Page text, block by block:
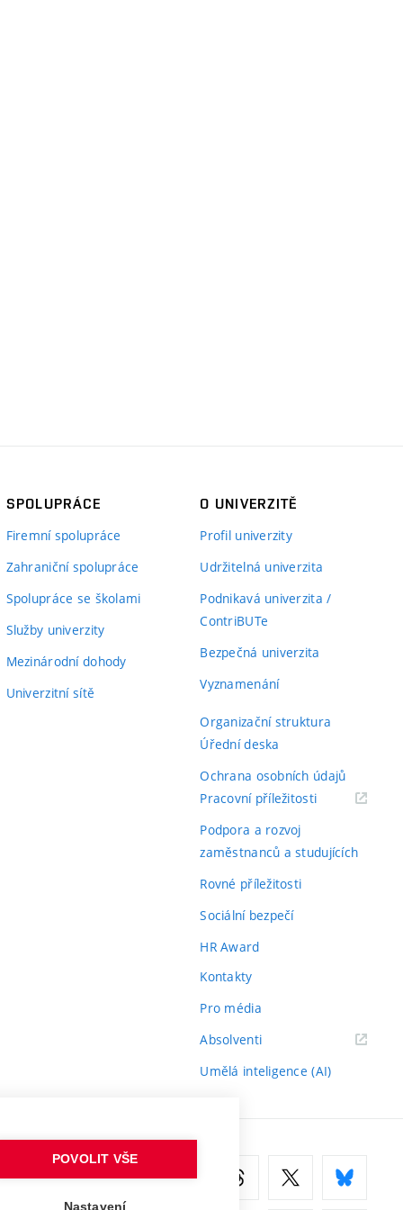
SPOLUPRÁCE
Firemní spolupráce
Zahraniční spolupráce
Spolupráce se školami
Služby univerzity
Mezinárodní dohody
Univerzitní sítě
O UNIVERZITĚ
Profil univerzity
Udržitelná univerzita
Podnikavá univerzita /
ContriBUTe
Bezpečná univerzita
Vyznamenání
Organizační struktura
Úřední deska
Ochrana osobních údajů
Pracovní příležitosti(externí
Podpora a rozvoj
zaměstnanců a studujících
Rovné příležitosti
Sociální bezpečí
HR Award
Kontakty
Pro média
Absolventi(externí
Umělá inteligence (AI)
POVOLIT VŠE
Nastavení